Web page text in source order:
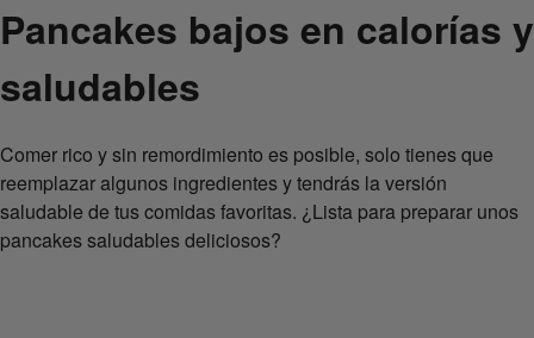
Pancakes bajos en calorías y
saludables
Comer rico y sin remordimiento es posible, solo tienes que
reemplazar algunos ingredientes y tendrás la versión
saludable de tus comidas favoritas. ¿Lista para preparar unos
pancakes saludables deliciosos?